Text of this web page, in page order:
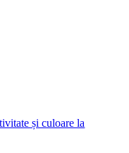
și culoare la